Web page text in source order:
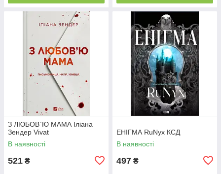
З ЛЮБОВ`Ю МАМА Іліана
Зендер Vivat
В наявності
521 ₴
ЕНІГМА RuNyx КСД
В наявності
497 ₴